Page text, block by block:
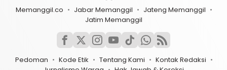
Memanggil.co Jabar Memanggil
Jateng Memanggil
Jatim Memanggil
Pedoman Kode Etik Tentang Kami
Kontak Redaksi